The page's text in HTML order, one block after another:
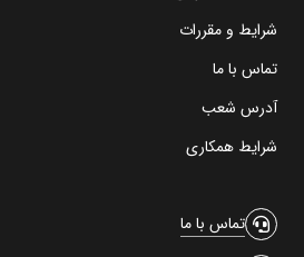
شرایط و مقررات
تماس با ما
آدرس شعب
شرایط همکاری
تماس با ما